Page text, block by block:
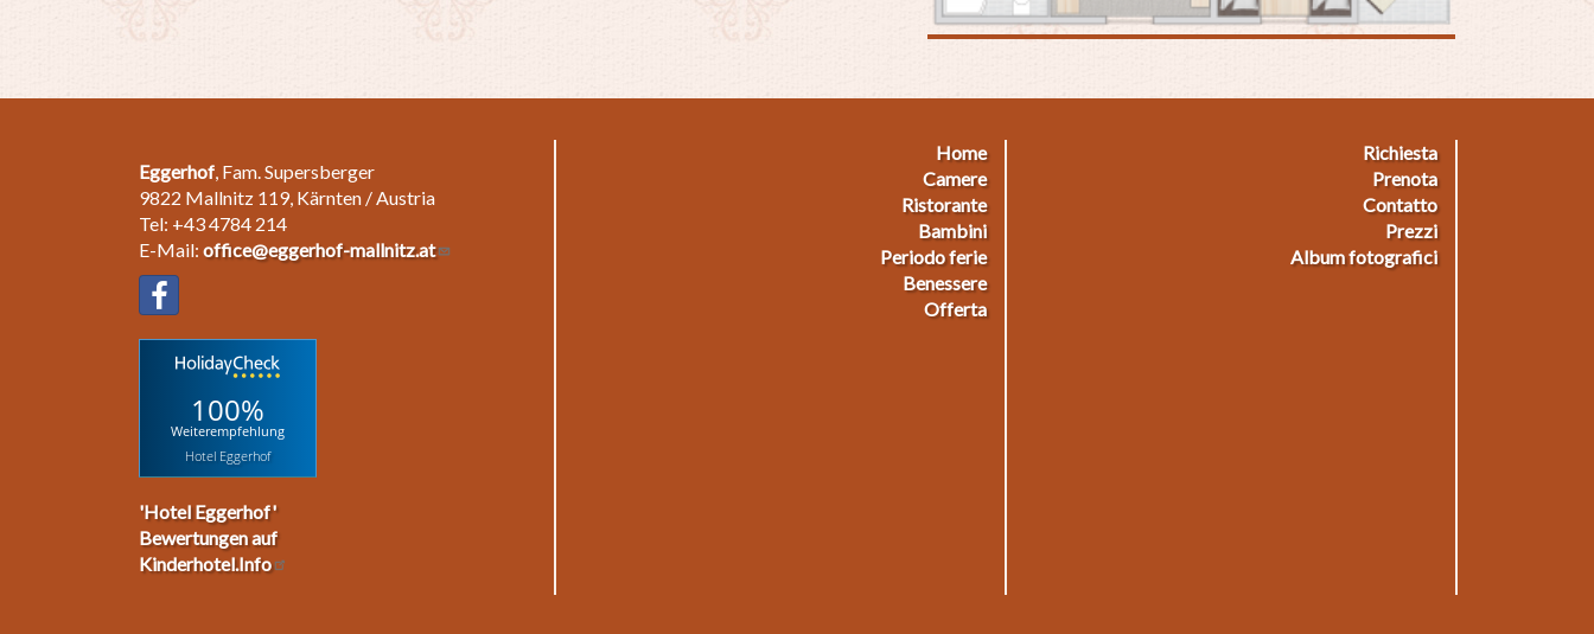
Eggerhof, Fam. Supersberger
9822 Mallnitz 119, Kärnten / Austria
Tel: +43 4784 214
E-Mail: office@eggerhof-mallnitz.at
100%
Weiterempfehlung
Hotel Eggerhof
'Hotel Eggerhof'
Bewertungen auf
Kinderhotel.Info
Home
Camere
Ristorante
Bambini
Periodo ferie
Benessere
Offerta
Richiesta
Prenota
Contatto
Prezzi
Album fotografici